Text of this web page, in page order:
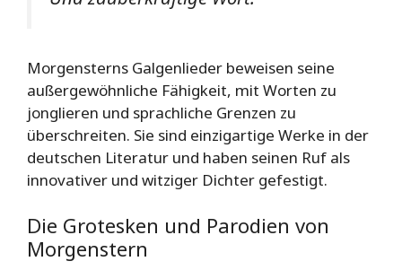
Morgensterns Galgenlieder beweisen seine
außergewöhnliche Fähigkeit, mit Worten zu
jonglieren und sprachliche Grenzen zu
überschreiten. Sie sind einzigartige Werke in der
deutschen Literatur und haben seinen Ruf als
innovativer und witziger Dichter gefestigt.
Die Grotesken und Parodien von
Morgenstern